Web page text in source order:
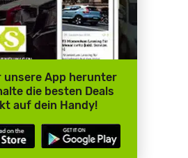
unsere App herunter
die besten Deals
auf dein Handy!